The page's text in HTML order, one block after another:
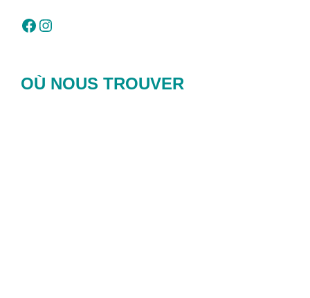
Facebook Instagram
OÙ NOUS TROUVER